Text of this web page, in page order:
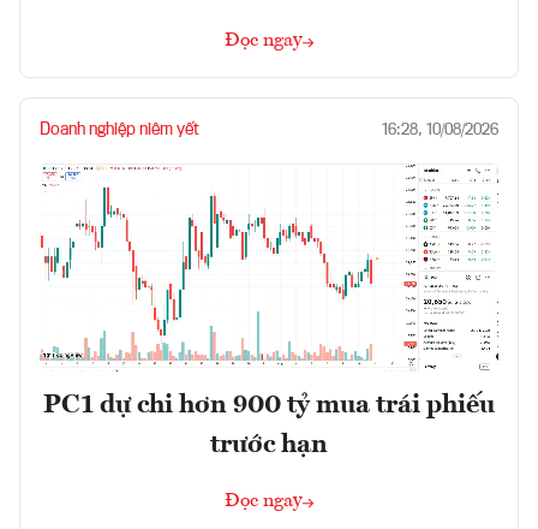
Đọc ngay
Doanh nghiệp niêm yết 16:28, 10/08/2026
PC1 dự chi hơn 900 tỷ mua trái phiếu
trước hạn
Đọc ngay